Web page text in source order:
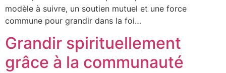
modèle à suivre, un soutien mutuel et une force
commune pour grandir dans la foi…
Grandir spirituellement
grâce à la communauté